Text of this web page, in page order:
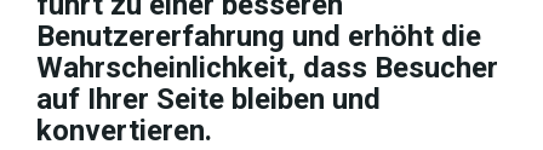
Benutzererfahrung und erhöht die
Wahrscheinlichkeit, dass Besucher
auf Ihrer Seite bleiben und
konvertieren.